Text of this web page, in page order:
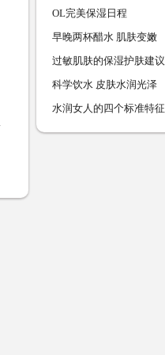
OL完美保湿日程
早晚两杯醋水 肌肤变嫩
过敏肌肤的保湿护肤建议
科学饮水 皮肤水润光泽
水润女人的四个标准特征